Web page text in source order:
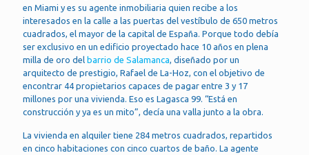
en Miami y es su agente inmobiliaria quien recibe a los
interesados en la calle a las puertas del vestíbulo de 650 metros
cuadrados, el mayor de la capital de España. Porque todo debía
ser exclusivo en un edificio proyectado hace 10 años en plena
milla de oro del barrio de Salamanca , diseñado por un
arquitecto de prestigio, Rafael de La-Hoz, con el objetivo de
encontrar 44 propietarios capaces de pagar entre 3 y 17
millones por una vivienda. Eso es Lagasca 99. “Está en
construcción y ya es un mito”, decía una valla junto a la obra.
La vivienda en alquiler tiene 284 metros cuadrados, repartidos
en cinco habitaciones con cinco cuartos de baño. La agente